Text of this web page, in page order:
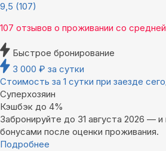
9,5 (107)
107 отзывов о проживании со
Быстрое бронирование
3 000 ₽ за сутки
Стоимость за 1 сутки при заезде
Суперхозяин
Кэшбэк до 4%
Забронируйте до 31 августа 2026 —
бонусами после оценки проживания.
Подробнее